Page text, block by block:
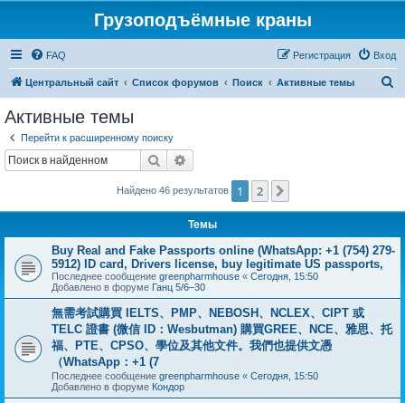
Грузоподъёмные краны
FAQ Вход
Регистрация
Центральный сайт Список форумов Поиск Активные темы
Активные темы
Перейти к расширенному поиску
Поиск
Найдено 46 результатов 1 2
Темы
Buy Real and Fake Passports online (WhatsApp: +1 (754) 279-
5912) ID card, Drivers license, buy legitimate US passports,
Последнее сообщение greenpharmhouse « Сегодня, 15:50
Добавлено в форуме Ганц 5/6–30
無需考試購買 IELTS、PMP、NEBOSH、NCLEX、CIPT 或
TELC 證書 (微信 ID：Wesbutman) 購買GREE、NCE、雅思、托
福、PTE、CPSO、學位及其他文件。我們也提供文憑
（WhatsApp：+1 (7
Последнее сообщение greenpharmhouse « Сегодня, 15:50
Добавлено в форуме Кондор